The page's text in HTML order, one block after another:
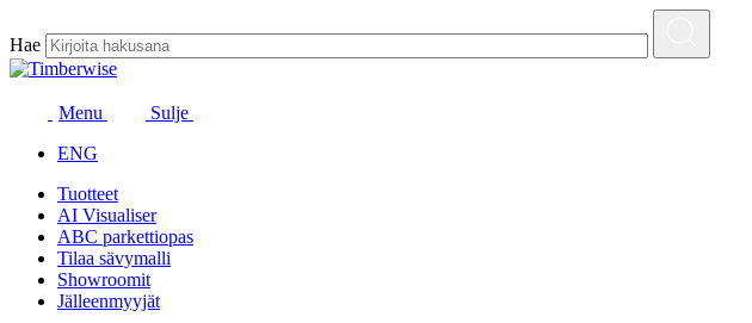
sisältöön
Hae
Menu
Sulje
ENG
Tuotteet
AI Visualiser
ABC parkettiopas
Tilaa sävymalli
Showroomit
Jälleenmyyjät